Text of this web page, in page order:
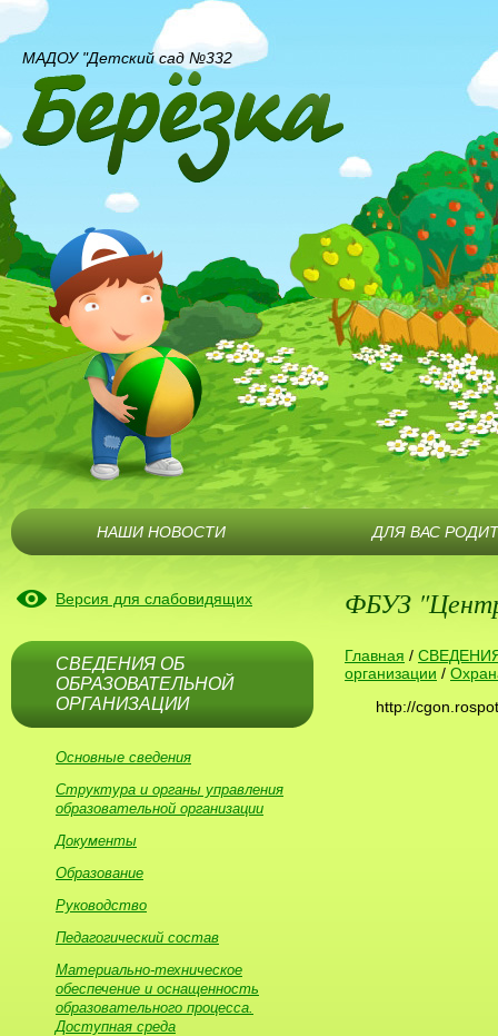
Версия для слабовидящих
СВЕДЕНИЯ ОБ
ОБРАЗОВАТЕЛЬНОЙ
ОРГАНИЗАЦИИ
Основные сведения
Структура и органы управления
образовательной организации
Документы
Образование
Руководство
Педагогический состав
Материально-техническое
обеспечение и оснащенность
образовательного процесса.
Доступная среда
ФБУЗ "Центр
Главная /
организации /
http://
МАДОУ "Детский сад №332
НАШИ НОВОСТИ ДЛЯ ВАС